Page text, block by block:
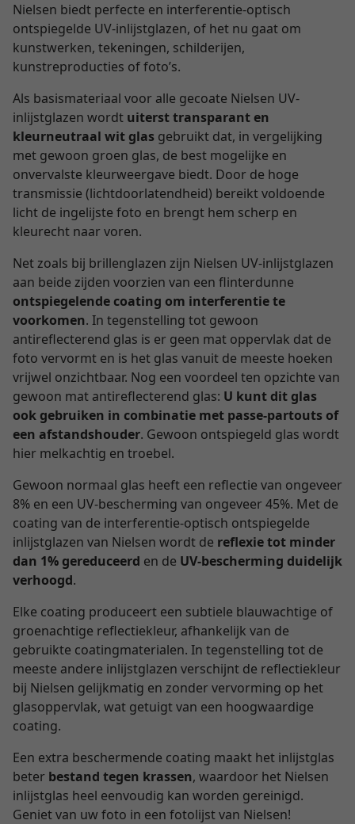
Nielsen biedt perfecte en interferentie-optisch
ontspiegelde UV-inlijstglazen, of het nu gaat om
kunstwerken, tekeningen, schilderijen,
kunstreproducties of foto’s.
Als basismateriaal voor alle gecoate Nielsen UV-
inlijstglazen wordt uiterst transparant en
kleurneutraal wit glas gebruikt dat, in vergelijking
met gewoon groen glas, de best mogelijke en
onvervalste kleurweergave biedt. Door de hoge
transmissie (lichtdoorlatendheid) bereikt voldoende
licht de ingelijste foto en brengt hem scherp en
kleurecht naar voren.
Net zoals bij brillenglazen zijn Nielsen UV-inlijstglazen
aan beide zijden voorzien van een flinterdunne
ontspiegelende coating om interferentie te
voorkomen. In tegenstelling tot gewoon
antireflecterend glas is er geen mat oppervlak dat de
foto vervormt en is het glas vanuit de meeste hoeken
vrijwel onzichtbaar. Nog een voordeel ten opzichte van
gewoon mat antireflecterend glas: U kunt dit glas
ook gebruiken in combinatie met passe-partouts of
een afstandshouder. Gewoon ontspiegeld glas wordt
hier melkachtig en troebel.
Gewoon normaal glas heeft een reflectie van ongeveer
8% en een UV-bescherming van ongeveer 45%. Met de
coating van de interferentie-optisch ontspiegelde
inlijstglazen van Nielsen wordt de reflexie tot minder
dan 1% gereduceerd en de UV-bescherming duidelijk
verhoogd.
Elke coating produceert een subtiele blauwachtige of
groenachtige reflectiekleur, afhankelijk van de
gebruikte coatingmaterialen. In tegenstelling tot de
meeste andere inlijstglazen verschijnt de reflectiekleur
bij Nielsen gelijkmatig en zonder vervorming op het
glasoppervlak, wat getuigt van een hoogwaardige
coating.
Een extra beschermende coating maakt het inlijstglas
beter bestand tegen krassen, waardoor het Nielsen
inlijstglas heel eenvoudig kan worden gereinigd.
Geniet van uw foto in een fotolijst van Nielsen!